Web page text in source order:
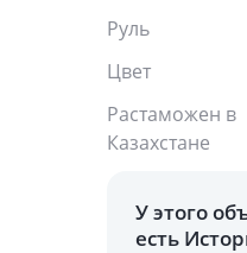
Руль
Цвет
Растаможен в
Казахстане
У этого
есть